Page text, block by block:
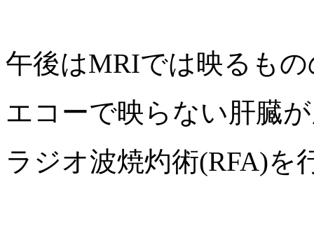
午後はMRIでは映るもの
エコーで映らない肝臓
ラジオ波焼灼術(RFA)を